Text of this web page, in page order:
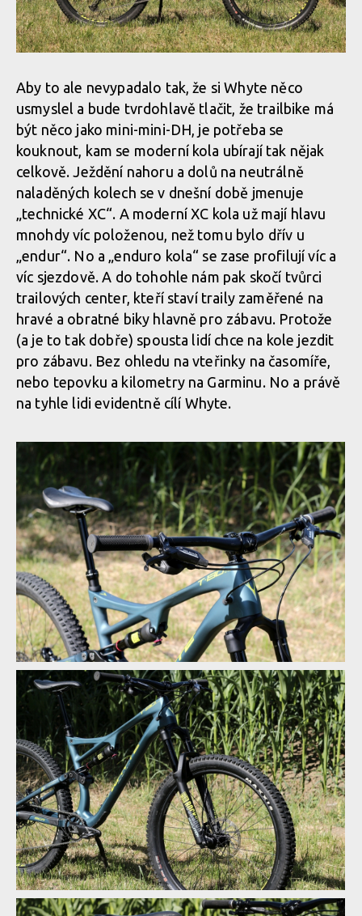
Aby to ale nevypadalo tak, že si Whyte něco
usmyslel a bude tvrdohlavě tlačit, že trailbike má
být něco jako mini-mini-DH, je potřeba se
kouknout, kam se moderní kola ubírají tak nějak
celkově. Ježdění nahoru a dolů na neutrálně
naladěných kolech se v dnešní době jmenuje
„technické XC“. A moderní XC kola už mají hlavu
mnohdy víc položenou, než tomu bylo dřív u
„endur“. No a „enduro kola“ se zase profilují víc a
víc sjezdově. A do tohohle nám pak skočí tvůrci
trailových center, kteří staví traily zaměřené na
hravé a obratné biky hlavně pro zábavu. Protože
(a je to tak dobře) spousta lidí chce na kole jezdit
pro zábavu. Bez ohledu na vteřinky na časomíře,
nebo tepovku a kilometry na Garminu. No a právě
na tyhle lidi evidentně cílí Whyte.
Test: Whyte T130 - trailbike, co si jede ve vlastní kategorii
Test: Whyte T130 - trailbike, co si jede ve vlastní kategorii
Test: Whyte T130 - trailbike, co si jede ve vlastní kategorii
Test: Whyte T130 - trailbike, co si jede ve vlastní kategorii
Test: Whyte T130 - trailbike, co si jede ve vlastní kategorii
Test: Whyte T130 - trailbike, co si jede ve vlastní kategorii